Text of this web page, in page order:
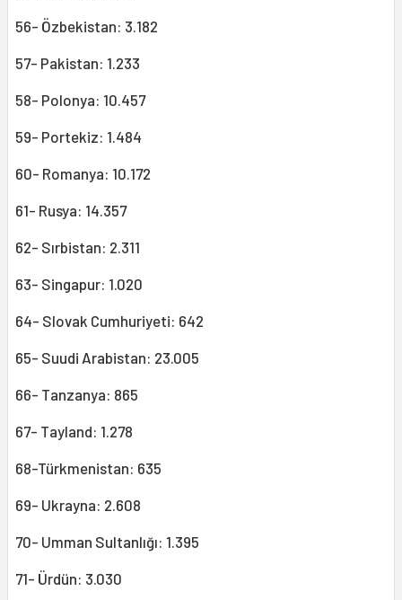
56- Özbekistan: 3.182
57- Pakistan: 1.233
58- Polonya: 10.457
59- Portekiz: 1.484
60- Romanya: 10.172
61- Rusya: 14.357
62- Sırbistan: 2.311
63- Singapur: 1.020
64- Slovak Cumhuriyeti: 642
65- Suudi Arabistan: 23.005
66- Tanzanya: 865
67- Tayland: 1.278
68-Türkmenistan: 635
69- Ukrayna: 2.608
70- Umman Sultanlığı: 1.395
71- Ürdün: 3.030